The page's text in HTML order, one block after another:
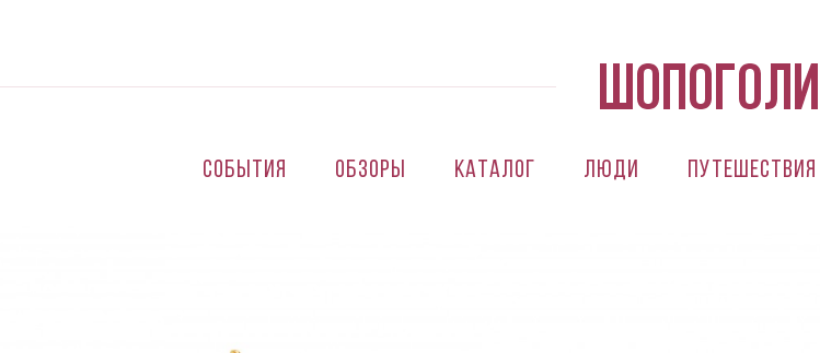
События Обзоры Каталог Люди Путешествия